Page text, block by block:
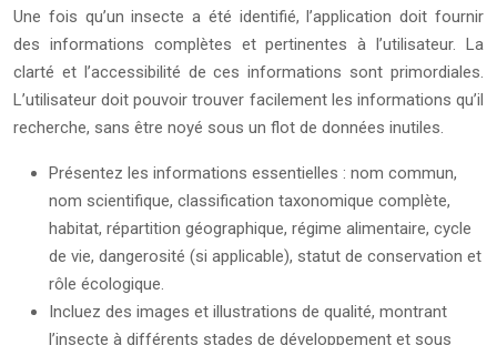
Une fois qu’un insecte a été identifié, l’application doit fournir
des informations complètes et pertinentes à l’utilisateur. La
clarté et l’accessibilité de ces informations sont primordiales.
L’utilisateur doit pouvoir trouver facilement les informations qu’il
recherche, sans être noyé sous un flot de données inutiles.
Présentez les informations essentielles : nom commun,
nom scientifique, classification taxonomique complète,
habitat, répartition géographique, régime alimentaire, cycle
de vie, dangerosité (si applicable), statut de conservation et
rôle écologique.
Incluez des images et illustrations de qualité, montrant
l’insecte à différents stades de développement et sous